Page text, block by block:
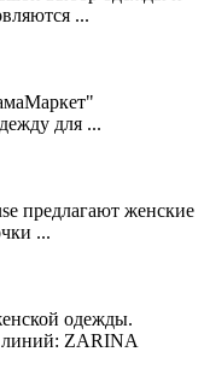
...
для ...
предлагают женские
...
одежды.
линий: ZARINA